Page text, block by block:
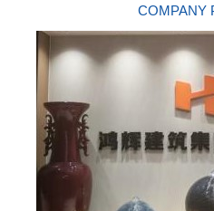
COMPANY